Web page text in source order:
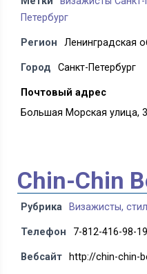
Петербург
Регион Ленинградская
Город Санкт-Петербург
Почтовый адрес
Большая Морская улица,
Chin-Chin
Рубрика Визажисты,
Телефон 7-812-416-98-19
Вебсайт http://chin-chin-